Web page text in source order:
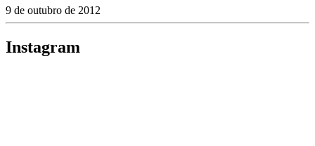
9 de outubro de 2012
Instagram